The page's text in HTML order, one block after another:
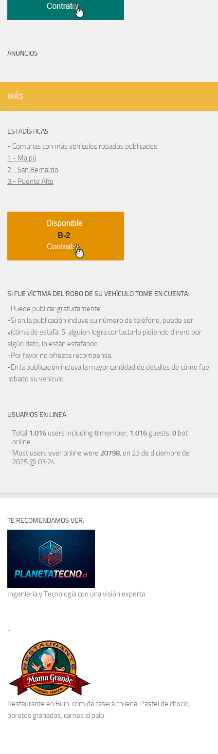
ANUNCIOS
MÁS
ESTADÍSTICAS
- Comunas con más vehículos robados publicados:
1.- Maipú
2.- San Bernardo
3.- Puente Alto
SI FUE VÍCTIMA DEL ROBO DE SU VEHÍCULO TOME EN CUENTA:
-Puede publicar gratuitamente.
-Si en la publicación incluye su número de teléfono, puede ser
víctima de estafa. Si alguien logra contactarlo pidiendo dinero por
algún dato, lo están estafando.
-Por favor no ofrezca recompensa.
-En la publicación incluya la mayor cantidad de detalles de cómo fue
robado su vehículo.
USUARIOS EN LINEA
Total 1.016 users including0 member, 1.016 guests, 0 bot
online
Most users ever online were 20798, on 23 de diciembre de
2025 @ 03:24
TE RECOMENDAMOS VER:
Ingeniería y Tecnologíacon una visión experta
–
Restaurante en Buin, comida casera chilena. Pastel de choclo,
porotos granados, carnes al palo.